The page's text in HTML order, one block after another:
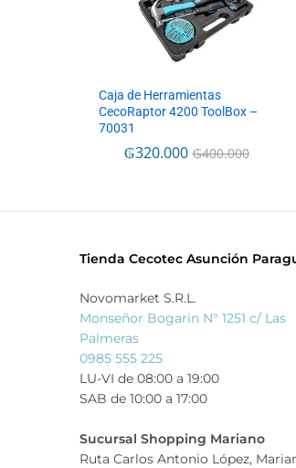
Caja de Herramientas
CecoRaptor 4200 ToolBox –
70031
₲320.000 ₲400.000
Tienda Cecotec Asunción
Novomarket S.R.L.
Monseñor Bogarin N° 1251 c/ Las
Palmeras
0985 555 225
LU-VI de 08:00 a 19:00
SAB de 10:00 a 17:00
Sucursal Shopping Mariano
Ruta Carlos Antonio López,